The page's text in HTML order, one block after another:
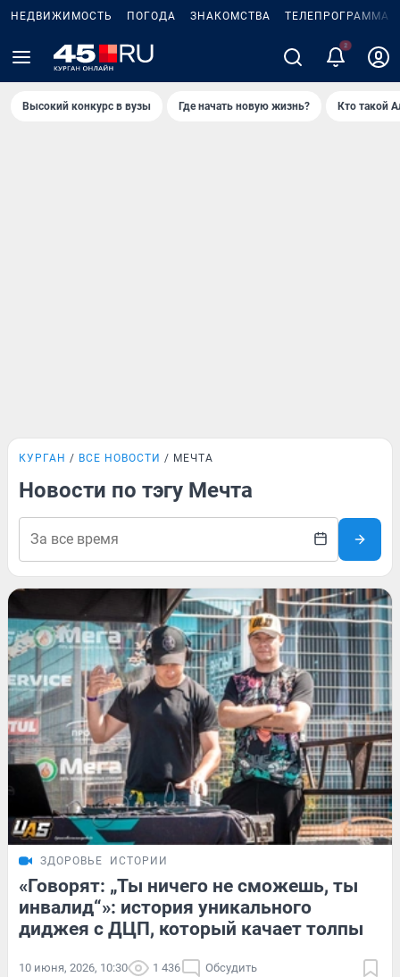
НЕДВИЖИМОСТЬ ПОГОДА ЗНАКОМСТВА ТЕЛЕПРОГРАММА
Высокий конкурс в вузы Где начать новую жизнь? Кто такой
КУРГАН ВСЕ НОВОСТИ МЕЧТА
Новости по тэгу Мечта
ЗДОРОВЬЕ ИСТОРИИ
«Говорят: „Ты ничего не сможешь, ты
инвалид“»: история уникального
диджея с ДЦП, который качает толпы
10 июня, 2026, 10:30 1 436 Обсудить